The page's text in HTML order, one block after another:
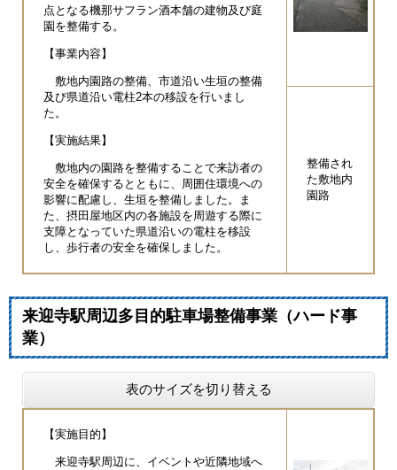
点となる機那サフラン酒本舗の建物及び庭
園を整備する。
【事業内容】
敷地内園路の整備、市道沿い生垣の整備
及び県道沿い電柱2本の移設を行いまし
た。
【実施結果】
敷地内の園路を整備することで来訪者の
安全を確保するとともに、周囲住環境への
影響に配慮し、生垣を整備しました。ま
た、摂田屋地区内の各施設を周遊する際に
支障となっていた県道沿いの電柱を移設
し、歩行者の安全を確保しました。
整備され
た敷地内
園路
来迎寺駅周辺多目的駐車場整備事業（ハード事
業）
表のサイズを切り替える
【実施目的】
来迎寺駅周辺に、イベントや近隣地域へ